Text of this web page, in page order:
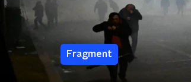
Fragment